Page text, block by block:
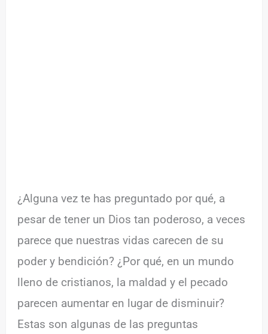
¿Alguna vez te has preguntado por qué, a
pesar de tener un Dios tan poderoso, a veces
parece que nuestras vidas carecen de su
poder y bendición? ¿Por qué, en un mundo
lleno de cristianos, la maldad y el pecado
parecen aumentar en lugar de disminuir?
Estas son algunas de las preguntas